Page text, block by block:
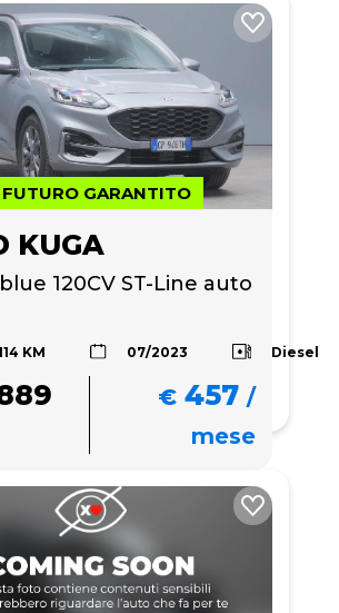
FUTURO GARANTITO
KUGA
120CV ST-Line auto
KM 07/2023 Diesel
€ 457 /
mese